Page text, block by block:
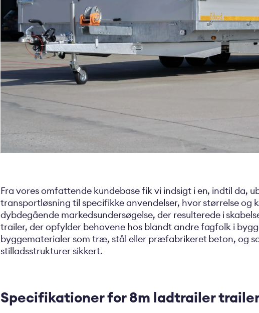
Fra vores omfattende kundebase fik vi indsigt i en, indtil da,
transportløsning til specifikke anvendelser, hvor størrelse
dybdegående markedsundersøgelse, der resulterede i
trailer, der opfylder behovene hos blandt andre fagfolk i
byggematerialer som træ, stål eller præfabrikeret beton, og
stilladsstrukturer sikkert.
Specifikationer for 8m ladtrailer